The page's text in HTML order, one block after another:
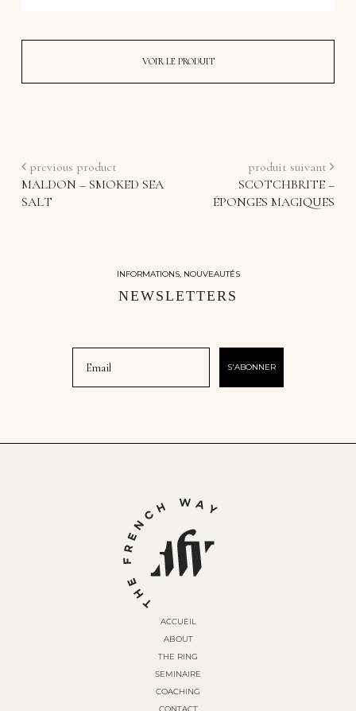
VOIR LE PRODUIT
previous product
MALDON – SMOKED SEA
SALT
produit suivant
SCOTCHBRITE –
ÉPONGES MAGIQUES
INFORMATIONS, NOUVEAUTÉS
NEWSLETTERS
S'ABONNER
ACCUEIL
ABOUT
THE RING
SEMINAIRE
COACHING